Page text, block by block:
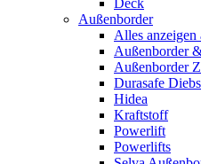
Deck
Außenborder
Alles anzeigen
Außenborder
Außenborder
Durasafe
Hidea
Kraftstoff
Powerlift
Powerlifts